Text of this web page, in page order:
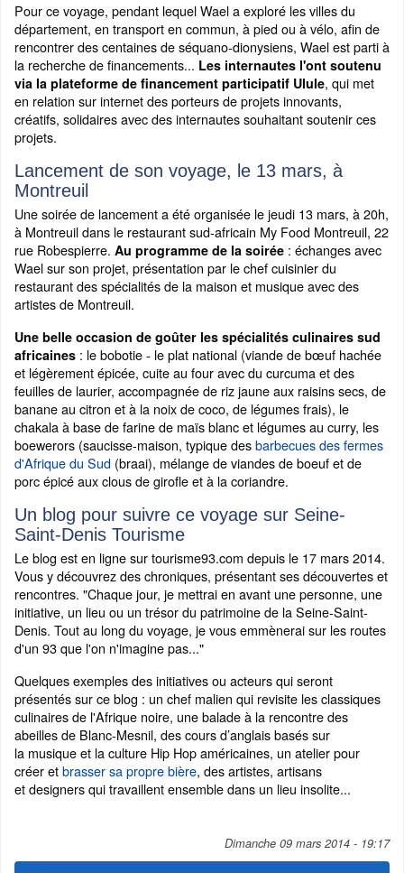
Pour ce voyage, pendant lequel Wael a exploré les villes du
département, en transport en commun, à pied ou à vélo, afin de
rencontrer des centaines de séquano-dionysiens, Wael est parti à
la recherche de financements... Les internautes l'ont soutenu
via la plateforme de financement participatif Ulule, qui met
en relation sur internet des porteurs de projets innovants,
créatifs, solidaires avec des internautes souhaitant soutenir ces
projets.
Lancement de son voyage, le 13 mars, à
Montreuil
Une soirée de lancement a été organisée le jeudi 13 mars, à 20h,
à Montreuil dans le restaurant sud-africain My Food Montreuil, 22
rue Robespierre. Au programme de la soirée : échanges avec
Wael sur son projet, présentation par le chef cuisinier du
restaurant des spécialités de la maison et musique avec des
artistes de Montreuil.
Une belle occasion de goûter les spécialités culinaires sud
africaines : le bobotie - le plat national (viande de bœuf hachée
et légèrement épicée, cuite au four avec du curcuma et des
feuilles de laurier, accompagnée de riz jaune aux raisins secs, de
banane au citron et à la noix de coco, de légumes frais), le
chakala à base de farine de maïs blanc et légumes au curry, les
boewerors (saucisse-maison, typique desbarbecues des fermes
d'Afrique du Sud (braai), mélange de viandes de boeuf et de
porc épicé aux clous de girofle et à la coriandre.
Un blog pour suivre ce voyage sur Seine-
Saint-Denis Tourisme
Le blog est en ligne sur tourisme93.com depuis le 17 mars 2014.
Vous y découvrez des chroniques, présentant ses découvertes et
rencontres. "Chaque jour, je mettrai en avant une personne, une
initiative, un lieu ou un trésor du patrimoine de la Seine-Saint-
Denis. Tout au long du voyage, je vous emmènerai sur les routes
d'un 93 que l'on n'imagine pas..."
Quelques exemples des initiatives ou acteurs qui seront
présentés sur ce blog : un chef malien qui revisite les classiques
culinaires de l'Afrique noire, une balade à la rencontre des
abeilles de Blanc-Mesnil, des cours d’anglais basés sur
la musique et la culture Hip Hop américaines, un atelier pour
créer etbrasser sa propre bière, des artistes, artisans
et designers qui travaillent ensemble dans un lieu insolite...
Dimanche 09 mars 2014 - 19:17